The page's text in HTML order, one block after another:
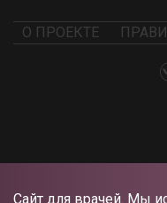
Сайт для врачей. Мы
О ПРОЕКТЕ